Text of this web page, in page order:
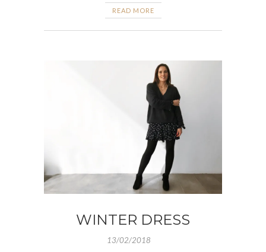
READ MORE
WINTER DRESS
13/02/2018